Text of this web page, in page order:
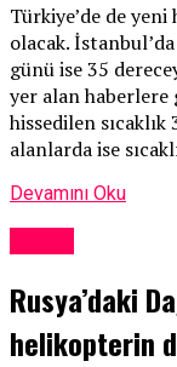
Türkiye’de de yeni
olacak. İstanbul’da
günü ise 35
yer alan haberlere
hissedilen
alanlarda ise
Devamını Oku
Rusya’daki
helikopterin